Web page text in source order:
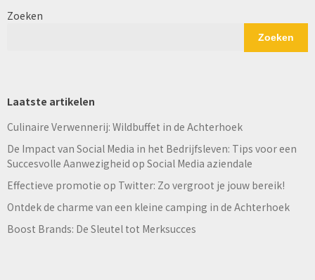
Zoeken
Zoeken
Laatste artikelen
Culinaire Verwennerij: Wildbuffet in de Achterhoek
De Impact van Social Media in het Bedrijfsleven: Tips voor een
Succesvolle Aanwezigheid op Social Media aziendale
Effectieve promotie op Twitter: Zo vergroot je jouw bereik!
Ontdek de charme van een kleine camping in de Achterhoek
Boost Brands: De Sleutel tot Merksucces